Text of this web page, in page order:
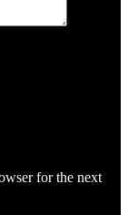
for the next